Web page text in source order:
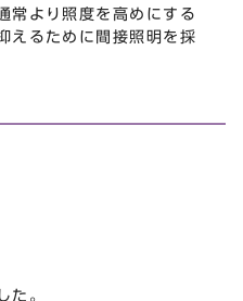
常より照度を高めにする
えるために間接照明を採
た。